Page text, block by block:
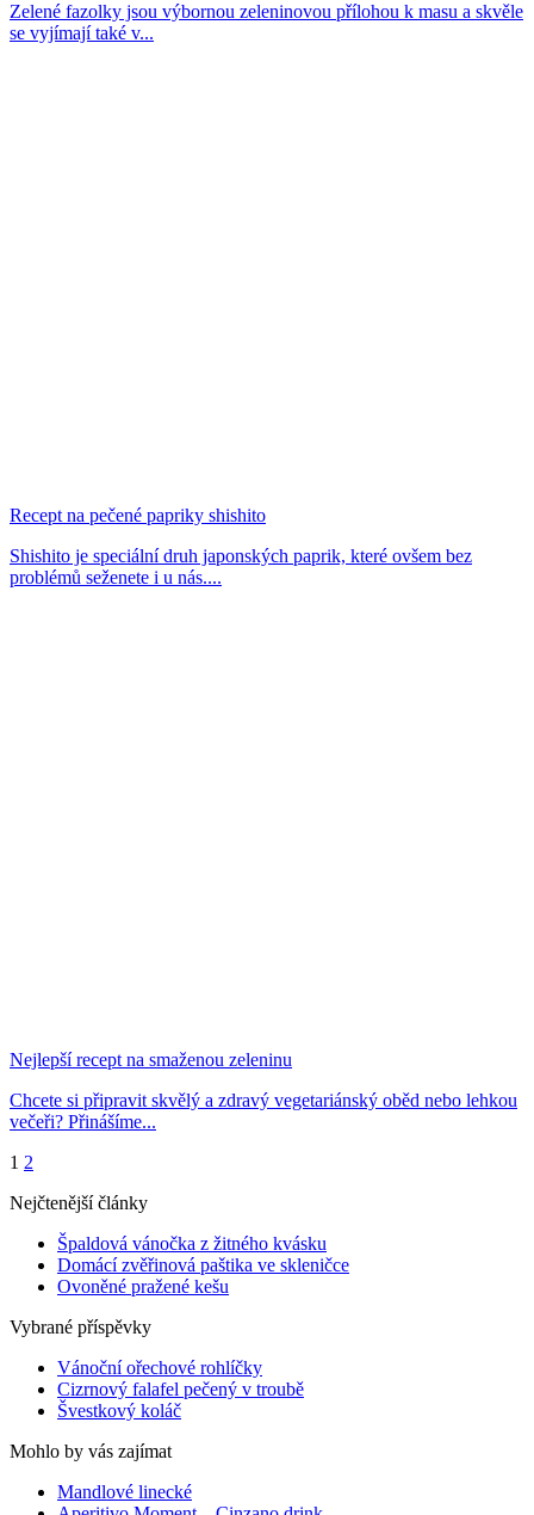
Zelené fazolky jsou výbornou zeleninovou přílohou k masu a skvěle
se vyjímají také v...
Recept na pečené papriky shishito
Shishito je speciální druh japonských paprik, které ovšem bez
problémů seženete i u nás....
Nejlepší recept na smaženou zeleninu
Chcete si připravit skvělý a zdravý vegetariánský oběd nebo lehkou
večeři? Přinášíme...
1 2
Nejčtenější články
Špaldová vánočka z žitného kvásku
Domácí zvěřinová paštika ve skleničce
Ovoněné pražené kešu
Vybrané příspěvky
Vánoční ořechové rohlíčky
Cizrnový falafel pečený v troubě
Švestkový koláč
Mohlo by vás zajímat
Mandlové linecké